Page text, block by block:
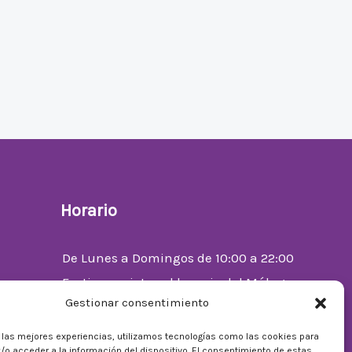
Gestionar consentimiento
las mejores experiencias, utilizamos tecnologías como las cookies para
Horario
De Lunes a Domingos de 10:00 a 22:00
Festivos sujetos al horario del Málaga
Factory